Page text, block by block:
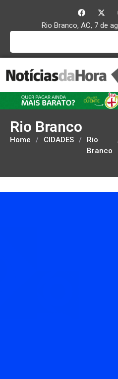
Rio Branco, AC, 7 de
Rio Branco
Home / CIDADES /
Rio
Branco